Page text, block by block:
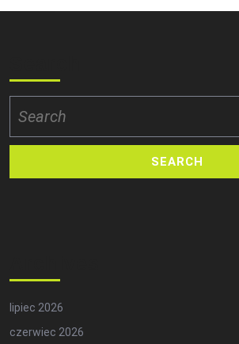
for:
lipiec 2026
czerwiec 2026